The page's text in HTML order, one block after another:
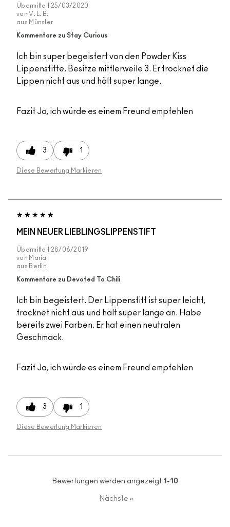
Übermittelt 25/03/2020
von V. L. B.
aus Münster
Kommentare zu Stay Curious
Ich bin super begeistert von den Powder Kiss
Lippenstifte. Besitze mittlerweile 3. Er trocknet die
Lippen nicht aus und hält super lange.
Fazit Ja, ich würde es einem Freund empfehlen
3 1
Diese Bewertung Markieren
MEIN NEUER LIEBLINGSLIPPENSTIFT
Übermittelt 28/06/2019
von Maria
aus Berlin
Kommentare zu Devoted To Chili
Ich bin begeistert. Der Lippenstift ist super leicht,
trocknet nicht aus und hält super lange an. Habe
bereits zwei Farben. Er hat einen neutralen
Geschmack.
Fazit Ja, ich würde es einem Freund empfehlen
3 1
Diese Bewertung Markieren
Bewertungen werden angezeigt 1-10
Nächste »